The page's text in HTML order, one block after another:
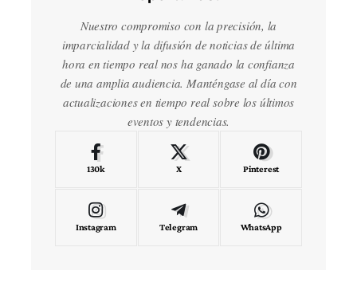
Nuestro compromiso con la precisión, la
imparcialidad y la difusión de noticias de última
hora en tiempo real nos ha ganado la confianza
de una amplia audiencia. Manténgase al día con
actualizaciones en tiempo real sobre los últimos
eventos y tendencias.
130k X Pinterest
Instagram Telegram WhatsApp